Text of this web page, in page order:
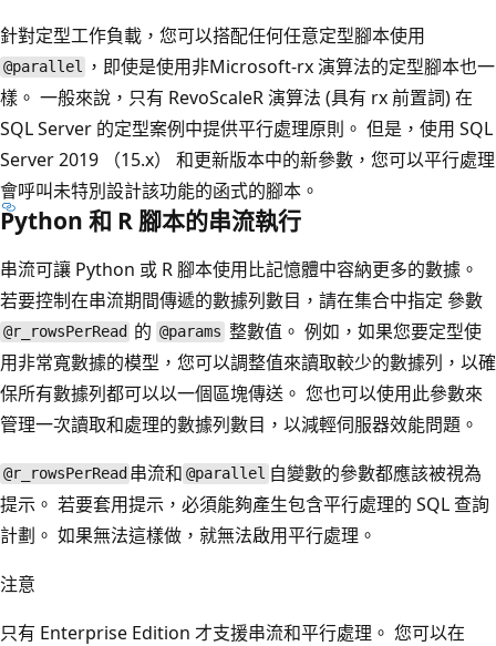
針對定型工作負載，您可以搭配任何任意定型腳本使用
@parallel ，即使是使用非Microsoft-rx 演算法的定型腳本也一
樣。 一般來說，只有 RevoScaleR 演算法 (具有 rx 前置詞) 在
SQL Server 的定型案例中提供平行處理原則。 但是，使用 SQL
Server 2019 （15.x） 和更新版本中的新參數，您可以平行處理
會呼叫未特別設計該功能的函式的腳本。
Python 和 R 腳本的串流執行
串流可讓 Python 或 R 腳本使用比記憶體中容納更多的數據。
若要控制在串流期間傳遞的數據列數目，請在集合中指定 參數
@r_rowsPerRead 的 @params 整數值。 例如，如果您要定型使
用非常寬數據的模型，您可以調整值來讀取較少的數據列，以確
保所有數據列都可以以一個區塊傳送。 您也可以使用此參數來
管理一次讀取和處理的數據列數目，以減輕伺服器效能問題。
@r_rowsPerRead 串流和 @parallel 自變數的參數都應該被視為
提示。 若要套用提示，必須能夠產生包含平行處理的 SQL 查詢
計劃。 如果無法這樣做，就無法啟用平行處理。
注意
只有 Enterprise Edition 才支援串流和平行處理。 您可以在